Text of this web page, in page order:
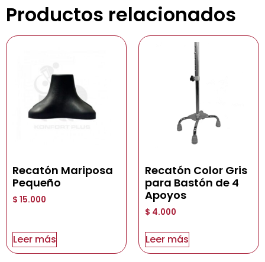
Productos relacionados
Recatón Mariposa
Pequeño
$ 15.000
Leer más
Recatón Color Gris
para Bastón de 4
Apoyos
$ 4.000
Leer más